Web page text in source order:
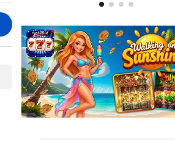
Sportboss Katzer: „Fahren
superhappy nach Hause“